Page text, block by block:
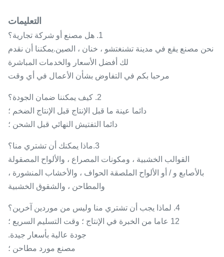
التعليمات
1. هل مصنع أو شركة تجارية؟
نحن مصنع يقع في مدينة تشنغتشو ، خنان ، الصين.يمكننا أن نقدم
لك أفضل الأسعار والخدمات المباشرة
مرحبا بكم في التفاوض بشأن الأعمال في أي وقت
2. كيف يمكننا ضمان الجودة؟
دائما عينة ما قبل الإنتاج قبل الإنتاج الضخم ؛
دائما التفتيش النهائي قبل الشحن ؛
3.ماذا يمكنك أن تشتري منا؟
القوالب الخشبية ، ومكونات المصراع ، والألواح المصقولة
بالأصابع و / أو الألواح الملصقة الحواف ، والأخشاب المنشورة ،
والمطاحن ، والشقوق الخشبية
4. لماذا يجب أن تشتري منا وليس من موردين آخرين؟
12 عاما من الخبرة في الإنتاج ؛ وقت التسليم السريع ؛
جودة عالية بأسعار جيدة.
مصنع مورد مطاحن ؛